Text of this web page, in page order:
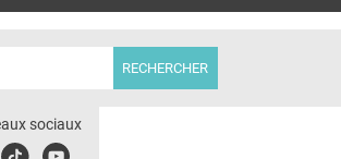
sociaux
TiktokYoubute